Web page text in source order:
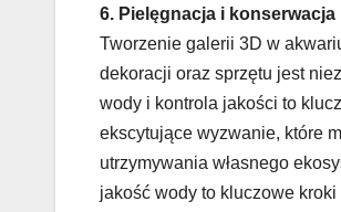
6. Pielęgnacja i konserwacja
Tworzenie galerii 3D w
dekoracji oraz sprzętu jest
wody i kontrola jakości to
ekscytujące wyzwanie, które
utrzymywania własnego
jakość wody to kluczowe